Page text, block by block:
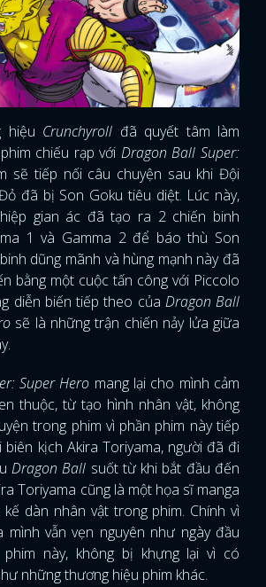
hiệu Crunchyroll đã quyết tâm làm
chiếu rạp với Dragon Ball Super:
sẽ tiếp nối câu chuyện sau khi Đội
đã bị Son Goku tiêu diệt. Lúc này,
gian ác đã tạo ra 2 chiến binh
1 và Gamma 2 để báo thù Son
dũng mãnh và hùng mạnh này đã
bằng một cuộc tấn công với Piccolo
diễn biến tiếp theo của Dragon Ball
sẽ là những trận chiến nảy lửa giữa
Super Hero mang lại cho mình cảm
thuộc, từ tạo hình nhân vật, không
trong phim vì phần phim này tiếp
kịch Akira Toriyama, người đã đi
Dragon Ball suốt từ khi bắt đầu đến
Toriyama cũng là một họa sĩ manga
dàn nhân vật trong phim. Chính vì
mình vẫn vẹn nguyên như ngày đầu
này, không bị khựng lại vì có
những thương hiệu phim khác.